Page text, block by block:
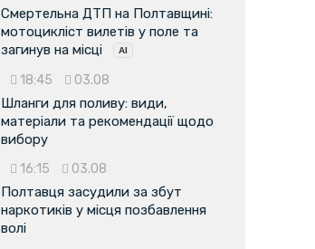
Смертельна ДТП на Полтавщині:
мотоцикліст вилетів у поле та
загинув на місці
18:45 03.08
Шланги для поливу: види,
матеріали та рекомендації щодо
вибору
16:15 03.08
Полтавця засудили за збут
наркотиків у місця позбавлення
волі